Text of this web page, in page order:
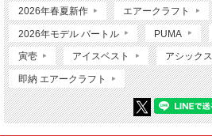
2026年春夏新作 エアークラフト
2026年モデル バートル PUMA
寅壱 アイスベスト アシックス
即納 エアークラフト